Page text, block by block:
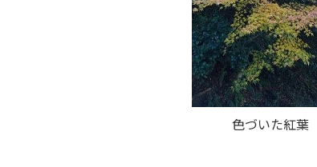
色づいた紅葉